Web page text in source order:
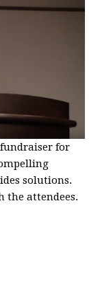
for
solutions.
the attendees.